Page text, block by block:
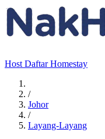
Host Daftar Homestay
/
Johor
/
Layang-Layang